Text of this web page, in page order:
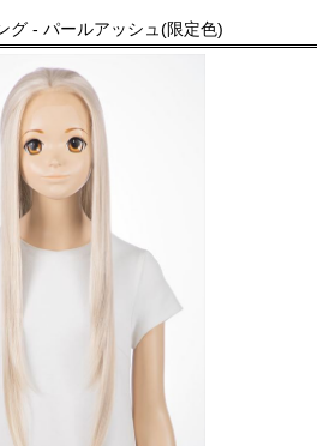
グ - パールアッシュ(限定色)